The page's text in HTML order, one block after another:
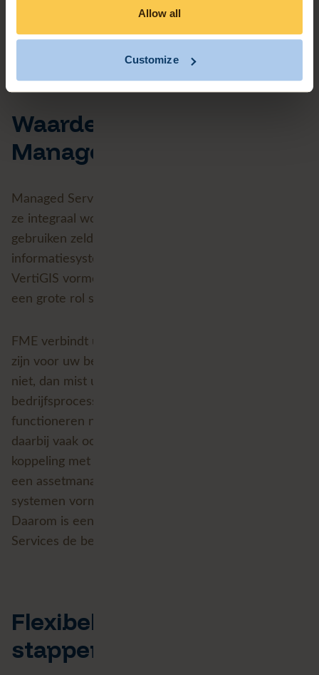
Allow all
Customize
Waarde van integrale
Managed Services
Managed Services hebben het meeste waarde als
ze integraal worden aangepakt. Organisaties
gebruiken zelden één geografisch
informatiesysteem. FME-, ArcGIS-software en
VertiGIS vormen samen vaak één ecosysteem dat
een grote rol speelt in kritische bedrijfsprocessen.
FME verbindt uw GIS aan applicaties die essentieel
zijn voor uw bedrijfsprocessen. Functioneert FME
niet, dan mist u de locatiefactor in uw
bedrijfsprocessen. Veel VertiGIS-applicaties
functioneren niet zonder ArcGIS Enterprise. FME is
daarbij vaak ook nog eens verantwoordelijk voor de
koppeling met andere systemen, zoals bijvoorbeeld
een assetmanagementsysteem. Kortom: uw
systemen vormen samen één complex ecosysteem.
Daarom is een integrale aanpak voor Managed
Services de beste aanpak.
Flexibel en snel in alle
stappen van het proces